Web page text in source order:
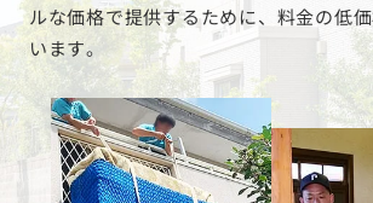
ルな価格で提供するために、料金の低
います。